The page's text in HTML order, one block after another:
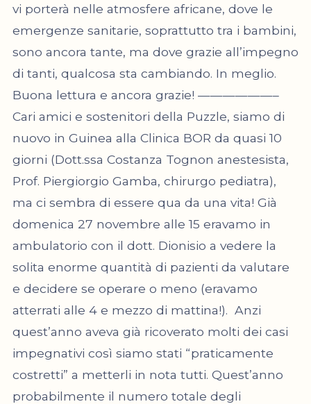
vi porterà nelle atmosfere africane, dove le
emergenze sanitarie, soprattutto tra i bambini,
sono ancora tante, ma dove grazie all’impegno
di tanti, qualcosa sta cambiando. In meglio.
Buona lettura e ancora grazie! ——————–
Cari amici e sostenitori della Puzzle, siamo di
nuovo in Guinea alla Clinica BOR da quasi 10
giorni (Dott.ssa Costanza Tognon anestesista,
Prof. Piergiorgio Gamba, chirurgo pediatra),
ma ci sembra di essere qua da una vita! Già
domenica 27 novembre alle 15 eravamo in
ambulatorio con il dott. Dionisio a vedere la
solita enorme quantità di pazienti da valutare
e decidere se operare o meno (eravamo
atterrati alle 4 e mezzo di mattina!). Anzi
quest’anno aveva già ricoverato molti dei casi
impegnativi così siamo stati “praticamente
costretti” a metterli in nota tutti. Quest’anno
probabilmente il numero totale degli